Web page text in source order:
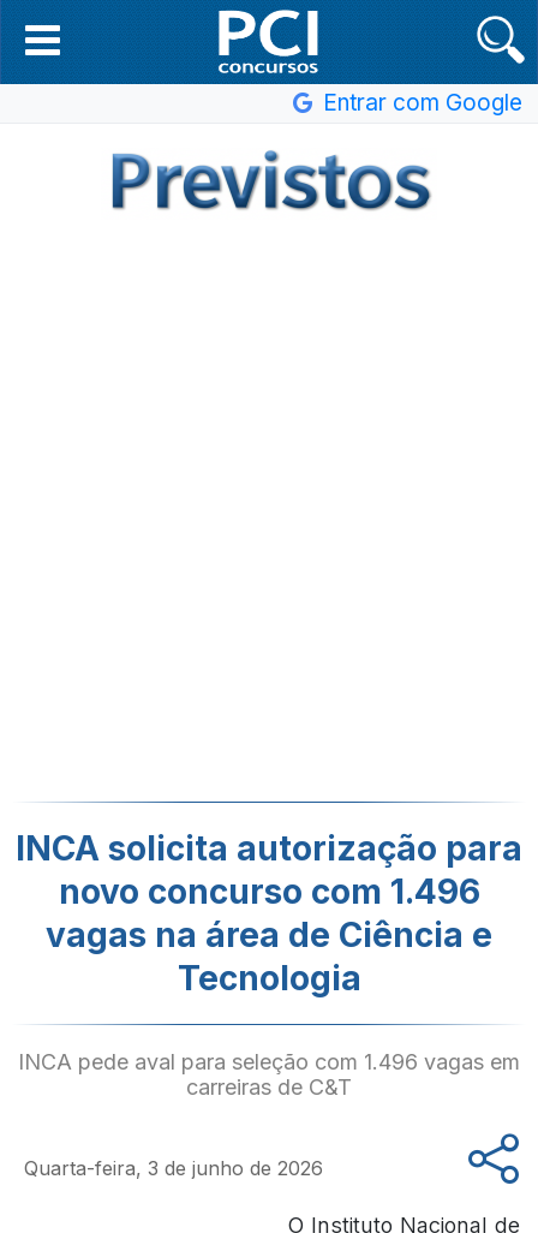
Entrar com Google
INCA solicita autorização para
novo concurso com 1.496
vagas na área de Ciência e
Tecnologia
INCA pede aval para seleção com 1.496 vagas em
carreiras de C&T
Quarta-feira, 3 de junho de 2026
O Instituto Nacional de